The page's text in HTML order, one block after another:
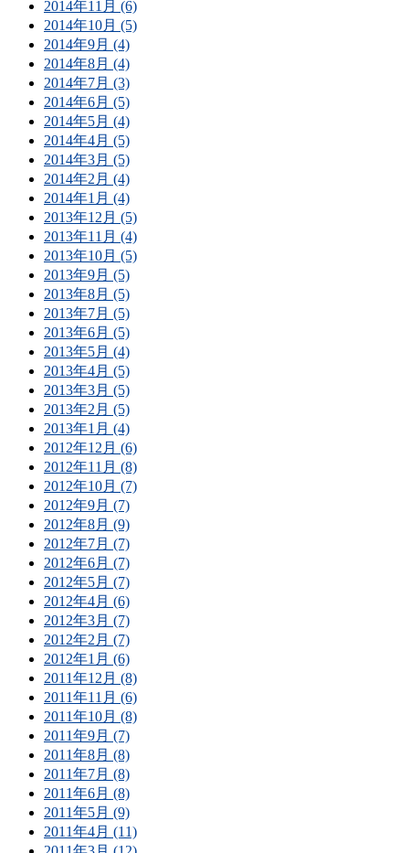
2014年11月 (6)
2014年10月 (5)
2014年9月 (4)
2014年8月 (4)
2014年7月 (3)
2014年6月 (5)
2014年5月 (4)
2014年4月 (5)
2014年3月 (5)
2014年2月 (4)
2014年1月 (4)
2013年12月 (5)
2013年11月 (4)
2013年10月 (5)
2013年9月 (5)
2013年8月 (5)
2013年7月 (5)
2013年6月 (5)
2013年5月 (4)
2013年4月 (5)
2013年3月 (5)
2013年2月 (5)
2013年1月 (4)
2012年12月 (6)
2012年11月 (8)
2012年10月 (7)
2012年9月 (7)
2012年8月 (9)
2012年7月 (7)
2012年6月 (7)
2012年5月 (7)
2012年4月 (6)
2012年3月 (7)
2012年2月 (7)
2012年1月 (6)
2011年12月 (8)
2011年11月 (6)
2011年10月 (8)
2011年9月 (7)
2011年8月 (8)
2011年7月 (8)
2011年6月 (8)
2011年5月 (9)
2011年4月 (11)